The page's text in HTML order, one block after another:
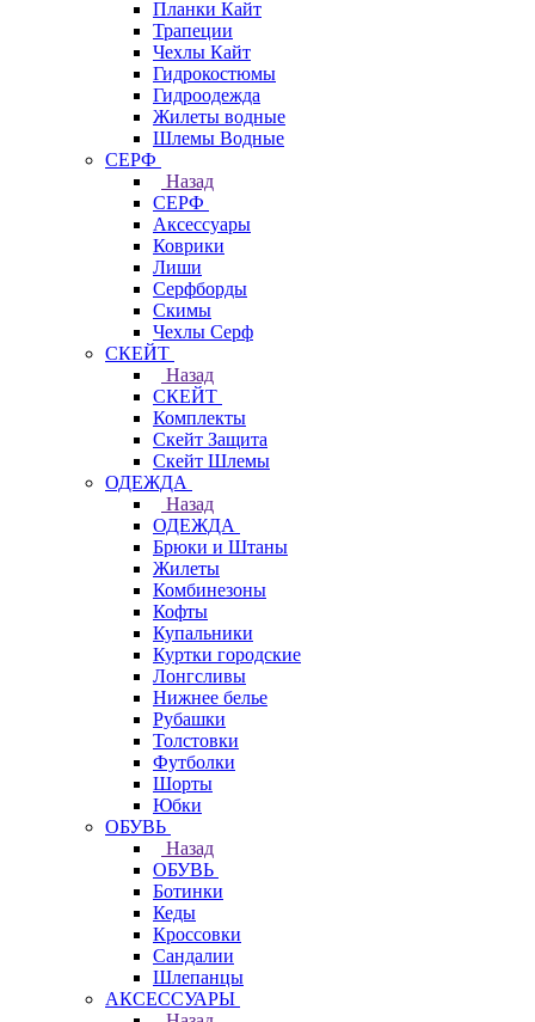
Планки Кайт
Трапеции
Чехлы Кайт
Гидрокостюмы
Гидроодежда
Жилеты водные
Шлемы Водные
СЕРФ
Назад
СЕРФ
Аксессуары
Коврики
Лиши
Серфборды
Скимы
Чехлы Cерф
СКЕЙТ
Назад
СКЕЙТ
Комплекты
Скейт Защита
Скейт Шлемы
ОДЕЖДА
Назад
ОДЕЖДА
Брюки и Штаны
Жилеты
Комбинезоны
Кофты
Купальники
Куртки городские
Лонгсливы
Нижнее белье
Рубашки
Толстовки
Футболки
Шорты
Юбки
ОБУВЬ
Назад
ОБУВЬ
Ботинки
Кеды
Кроссовки
Сандалии
Шлепанцы
АКСЕССУАРЫ